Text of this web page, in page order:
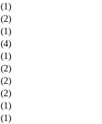
(1)
(2)
(1)
(4)
(1)
(2)
(2)
(2)
(1)
(1)